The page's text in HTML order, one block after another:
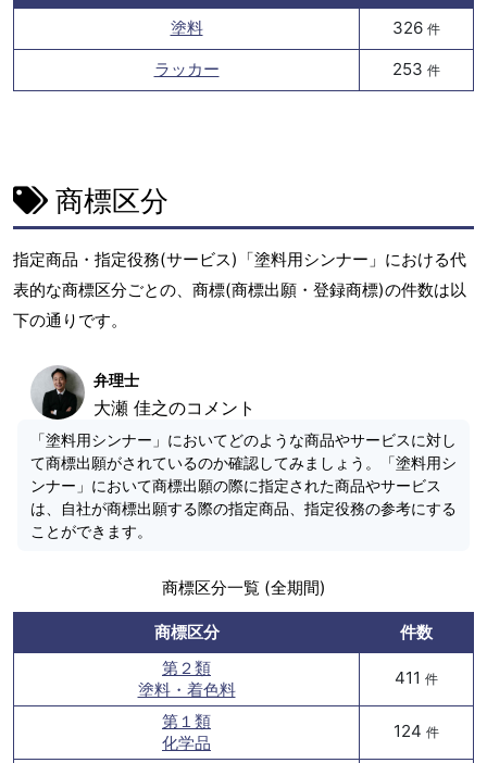
塗料 326 件
ラッカー 253 件
商標区分
指定商品・指定役務(サービス)「塗料用シンナー」における代
表的な商標区分ごとの、商標(商標出願・登録商標)の件数は以
下の通りです。
弁理士
大瀬 佳之のコメント
「塗料用シンナー」においてどのような商品やサービスに対し
て商標出願がされているのか確認してみましょう。「塗料用シ
ンナー」において商標出願の際に指定された商品やサービス
は、自社が商標出願する際の指定商品、指定役務の参考にする
ことができます。
商標区分一覧 (全期間)
商標区分
件数
第２類
塗料・着色料
411 件
第１類
化学品
124 件